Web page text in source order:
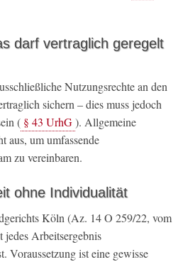
darf vertraglich geregelt
Nutzungsrechte an den
sichern – dies muss jedoch
( § 43 UrhG ). Allgemeine
aus, um umfassende
zu vereinbaren.
ohne Individualität
Köln (Az. 14 O 259/22, vom
jedes Arbeitsergebnis
Voraussetzung ist eine gewisse